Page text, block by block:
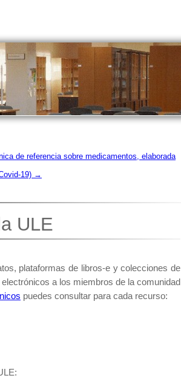
de referencia sobre medicamentos, elaborada
19) →
ULE
plataformas de libros-e y colecciones de
a los miembros de la comunidad
puedes consultar para cada recurso: